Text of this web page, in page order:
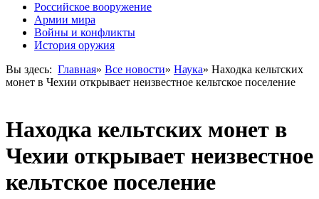
Российское вооружение
Армии мира
Войны и конфликты
История оружия
Вы здесь: Главная» Все новости» Наука» Находка кельтских
монет в Чехии открывает неизвестное кельтское поселение
Находка кельтских монет в
Чехии открывает неизвестное
кельтское поселение